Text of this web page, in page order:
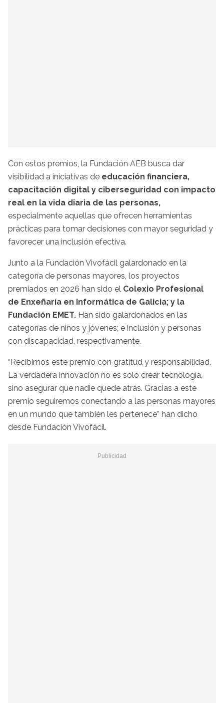
Con estos premios, la Fundación AEB busca dar
visibilidad a iniciativas de educación financiera,
capacitación digital y ciberseguridad con impacto
real en la vida diaria de las personas,
especialmente aquellas que ofrecen herramientas
prácticas para tomar decisiones con mayor seguridad y
favorecer una inclusión efectiva.
Junto a la Fundación Vivofácil galardonado en la
categoría de personas mayores, los proyectos
premiados en 2026 han sido el Colexio Profesional
de Enxeñaría en Informática de Galicia; y la
Fundación EMET. Han sido galardonados en las
categorías de niños y jóvenes; e inclusión y personas
con discapacidad, respectivamente.
“Recibimos este premio con gratitud y responsabilidad.
La verdadera innovación no es solo crear tecnología,
sino asegurar que nadie quede atrás. Gracias a este
premio seguiremos conectando a las personas mayores
en un mundo que también les pertenece” han dicho
desde Fundación Vivofácil.